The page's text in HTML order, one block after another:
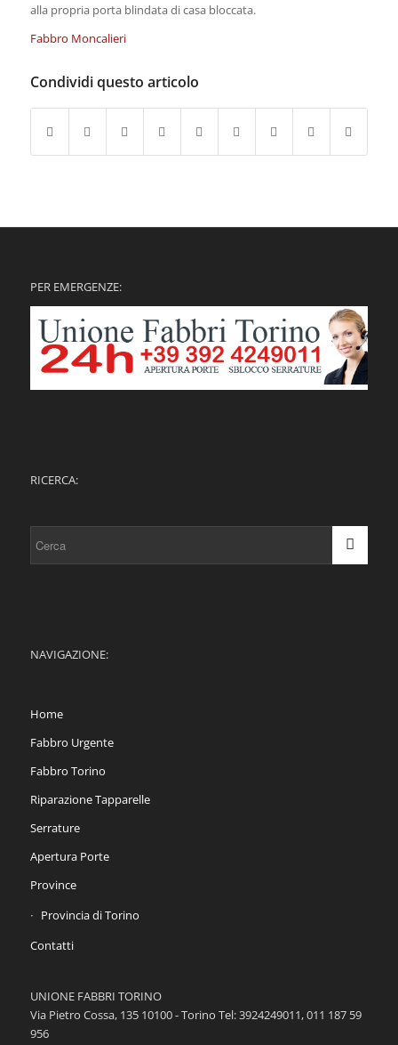
alla propria porta blindata di casa bloccata.
Fabbro Moncalieri
Condividi questo articolo
PER EMERGENZE:
RICERCA:
NAVIGAZIONE:
Home
Fabbro Urgente
Fabbro Torino
Riparazione Tapparelle
Serrature
Apertura Porte
Province
Provincia di Torino
Contatti
UNIONE FABBRI TORINO
Via Pietro Cossa, 135 10100 - Torino Tel: 3924249011, 011 187 59
956